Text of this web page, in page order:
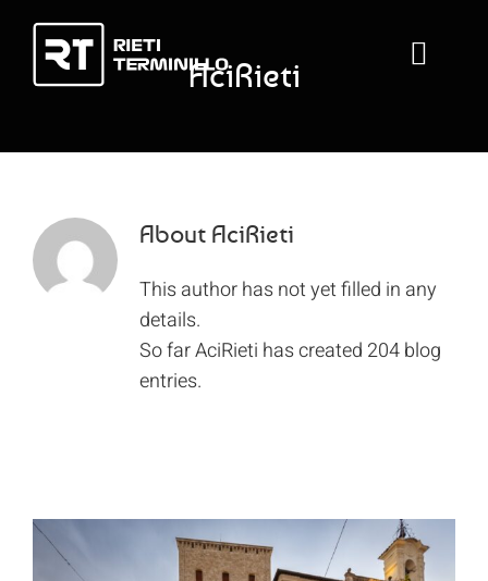
content
Home
Rieti–Terminillo
RT Classic
AciRieti
About AciRieti
This author has not yet filled in any
details.
So far AciRieti has created 204 blog
entries.